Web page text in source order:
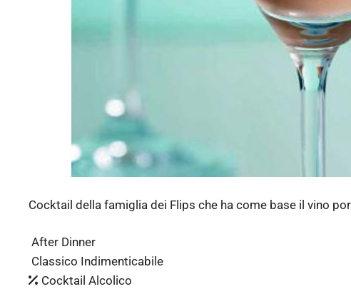
Cocktail della famiglia dei Flips che ha come base il vino
After Dinner
Classico Indimenticabile
Cocktail Alcolico